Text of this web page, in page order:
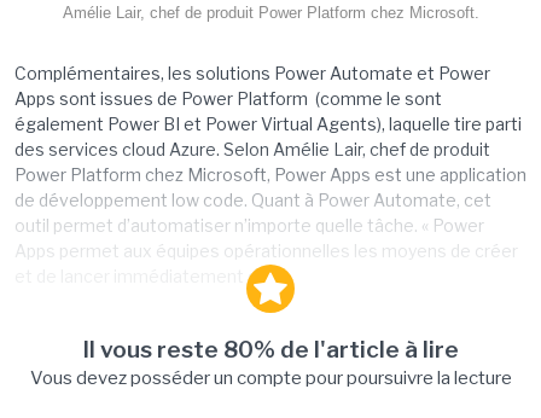
Amélie Lair, chef de produit Power Platform chez Microsoft.
Complémentaires, les solutions Power Automate et Power
Apps sont issues de Power Platform (comme le sont
également Power BI et Power Virtual Agents), laquelle tire parti
des services cloud Azure. Selon Amélie Lair, chef de produit
Power Platform chez Microsoft, Power Apps est une application
de développement low code. Quant à Power Automate, cet
outil permet d’automatiser n’importe quelle tâche. « Power
Apps permet aux équipes opérationnelles les moyens de créer
et de lancer immédiatement des...
Il vous reste 80% de l'article à lire
Vous devez posséder un compte pour poursuivre la lecture